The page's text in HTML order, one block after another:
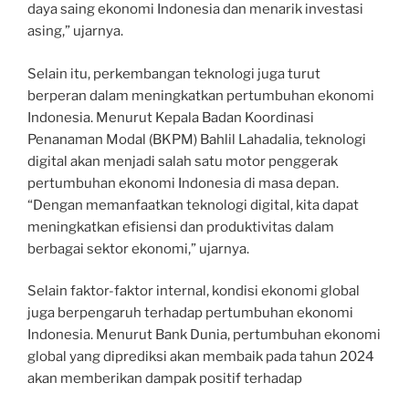
daya saing ekonomi Indonesia dan menarik investasi
asing,” ujarnya.
Selain itu, perkembangan teknologi juga turut
berperan dalam meningkatkan pertumbuhan ekonomi
Indonesia. Menurut Kepala Badan Koordinasi
Penanaman Modal (BKPM) Bahlil Lahadalia, teknologi
digital akan menjadi salah satu motor penggerak
pertumbuhan ekonomi Indonesia di masa depan.
“Dengan memanfaatkan teknologi digital, kita dapat
meningkatkan efisiensi dan produktivitas dalam
berbagai sektor ekonomi,” ujarnya.
Selain faktor-faktor internal, kondisi ekonomi global
juga berpengaruh terhadap pertumbuhan ekonomi
Indonesia. Menurut Bank Dunia, pertumbuhan ekonomi
global yang diprediksi akan membaik pada tahun 2024
akan memberikan dampak positif terhadap